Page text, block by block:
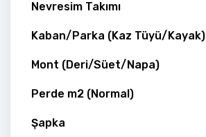
Nevresim Takımı
Kaban/Parka (Kaz Tüyü/Kayak)
Mont (Deri/Süet/Napa)
Perde m2 (Normal)
Şapka